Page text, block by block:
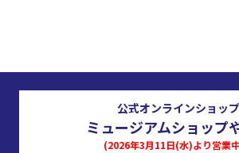
公式オンラインショップ
ミュージアムショップ
(2026年3月11日(水)より営業